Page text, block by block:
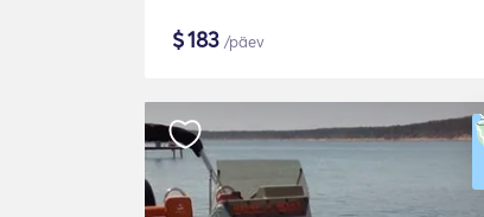
$183 /päev